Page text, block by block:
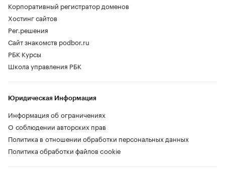
Корпоративный регистратор доменов
Хостинг сайтов
Рег.решения
Сайт знакомств podbor.ru
РБК Курсы
Школа управления РБК
Юридическая Информация
Информация об ограничениях
О соблюдении авторских прав
Политика в отношении обработки персональных данных
Политика обработки файлов cookie